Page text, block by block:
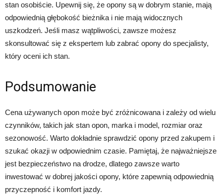
stan osobiście. Upewnij się, że opony są w dobrym stanie, mają
odpowiednią głębokość bieżnika i nie mają widocznych
uszkodzeń. Jeśli masz wątpliwości, zawsze możesz
skonsultować się z ekspertem lub zabrać opony do specjalisty,
który oceni ich stan.
Podsumowanie
Cena używanych opon może być zróżnicowana i zależy od wielu
czynników, takich jak stan opon, marka i model, rozmiar oraz
sezonowość. Warto dokładnie sprawdzić opony przed zakupem i
szukać okazji w odpowiednim czasie. Pamiętaj, że najważniejsze
jest bezpieczeństwo na drodze, dlatego zawsze warto
inwestować w dobrej jakości opony, które zapewnią odpowiednią
przyczepność i komfort jazdy.